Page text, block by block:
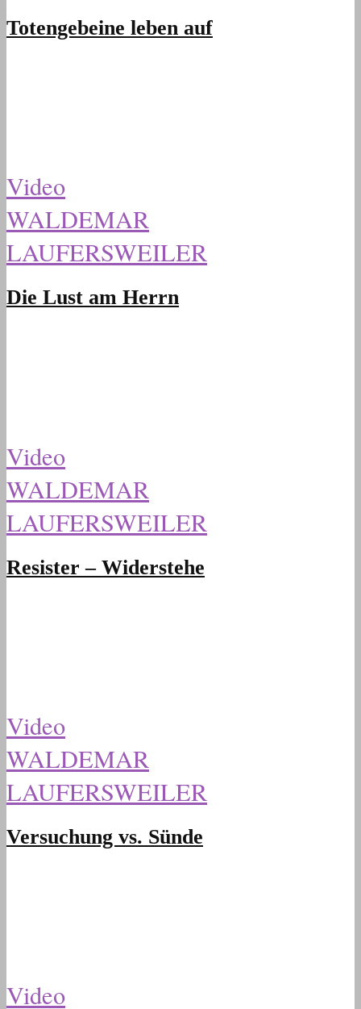
Totengebeine leben auf
Video
WALDEMAR
LAUFERSWEILER
Die Lust am Herrn
Video
WALDEMAR
LAUFERSWEILER
Resister – Widerstehe
Video
WALDEMAR
LAUFERSWEILER
Versuchung vs. Sünde
Video